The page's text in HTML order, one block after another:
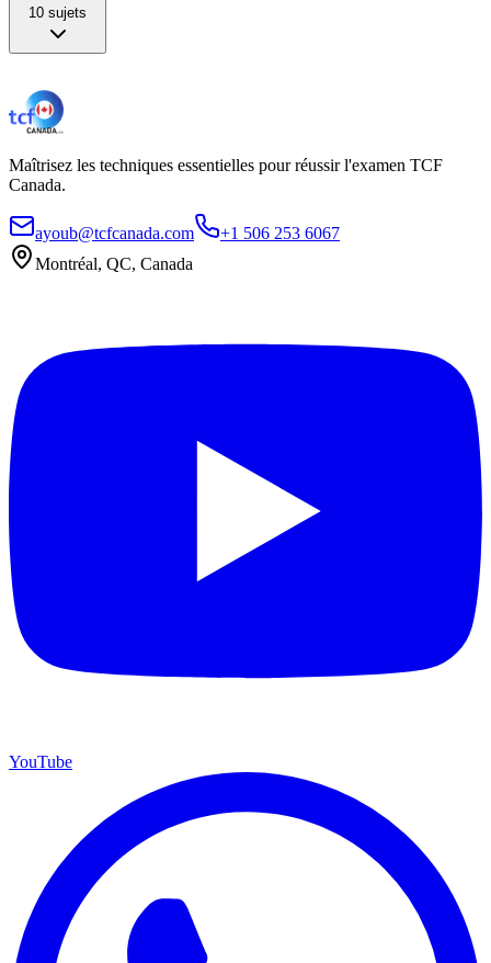
10 sujets
Maîtrisez les techniques essentielles pour réussir l'examen TCF
Canada.
ayoub@tcfcanada.com
+1 506 253 6067
Montréal, QC, Canada
YouTube